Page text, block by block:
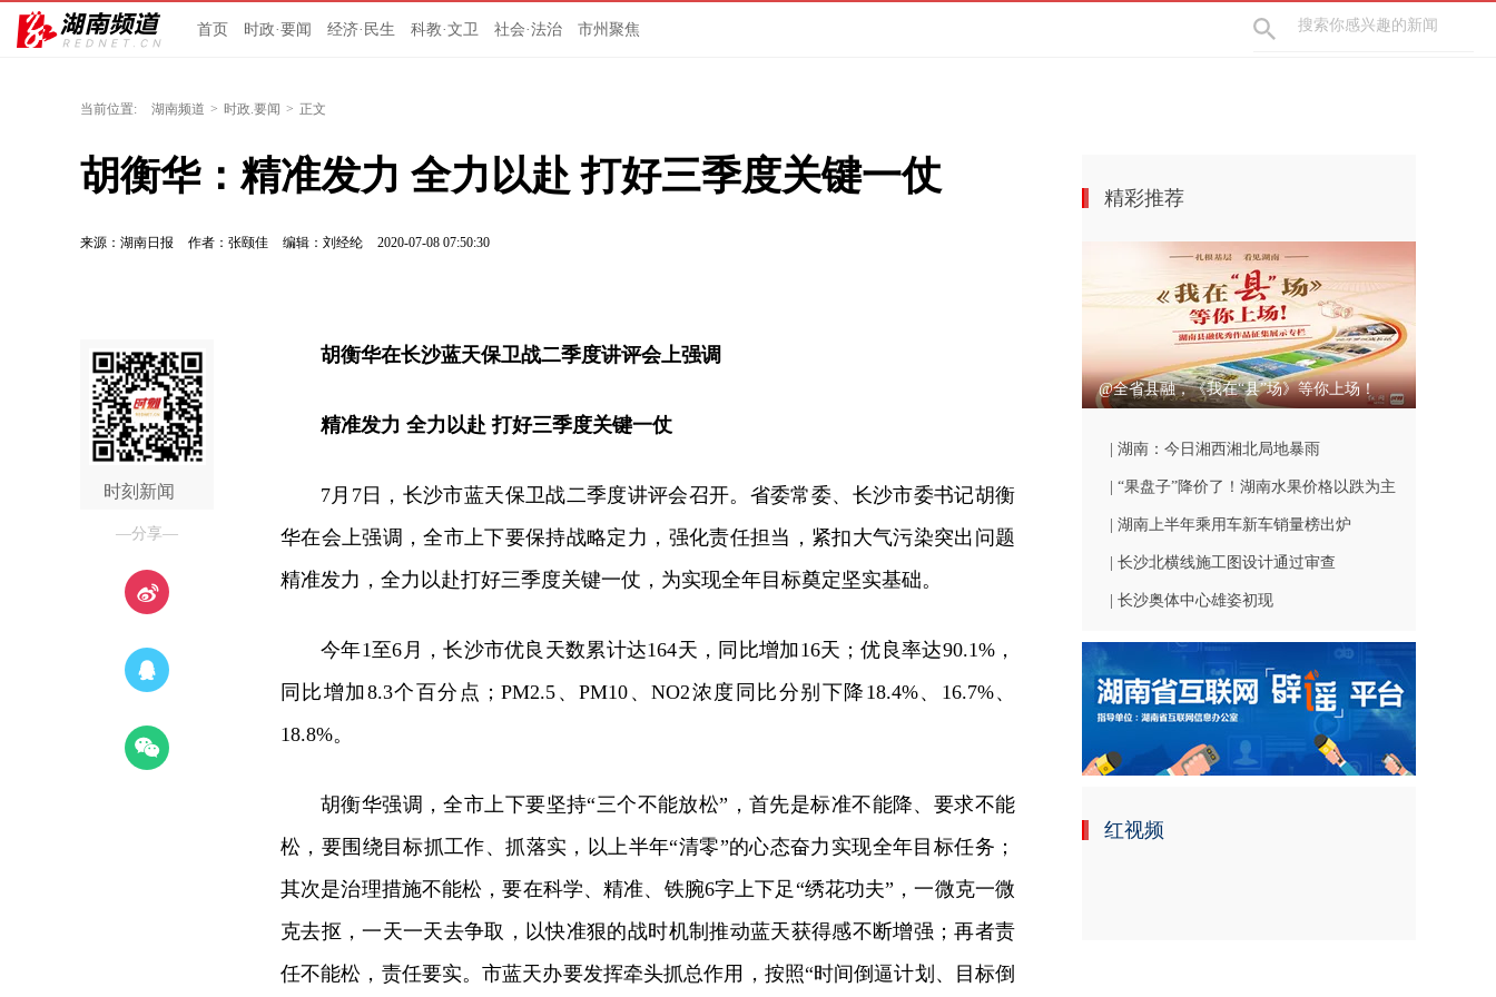
首页 时政·要闻 经济·民生 科教·文卫 社会·法治 市州聚焦
当前位置: 湖南频道 > 时政.要闻 > 正文
胡衡华：精准发力 全力以赴 打好三季度关键一仗
来源：湖南日报 作者：张颐佳 编辑：刘经纶 2020-07-08 07:50:30
时刻新闻
—分享—
胡衡华在长沙蓝天保卫战二季度讲评会上强调
精准发力 全力以赴 打好三季度关键一仗
7月7日，长沙市蓝天保卫战二季度讲评会召开。省委常委、长沙市委书记胡衡
华在会上强调，全市上下要保持战略定力，强化责任担当，紧扣大气污染突出问题
精准发力，全力以赴打好三季度关键一仗，为实现全年目标奠定坚实基础。
今年1至6月，长沙市优良天数累计达164天，同比增加16天；优良率达90.1%，
同比增加8.3个百分点；PM2.5、PM10、NO2浓度同比分别下降18.4%、16.7%、
18.8%。
胡衡华强调，全市上下要坚持“三个不能放松”，首先是标准不能降、要求不能
松，要围绕目标抓工作、抓落实，以上半年“清零”的心态奋力实现全年目标任务；
其次是治理措施不能松，要在科学、精准、铁腕6字上下足“绣花功夫”，一微克一微
克去抠，一天一天去争取，以快准狠的战时机制推动蓝天获得感不断增强；再者责
任不能松，责任要实。市蓝天办要发挥牵头抓总作用，按照“时间倒逼计划、目标倒
精彩推荐
@全省县融，《我在“县”场》等你上场！
| 湖南：今日湘西湘北局地暴雨
| “果盘子”降价了！湖南水果价格以跌为主
| 湖南上半年乘用车新车销量榜出炉
| 长沙北横线施工图设计通过审查
| 长沙奥体中心雄姿初现
红视频